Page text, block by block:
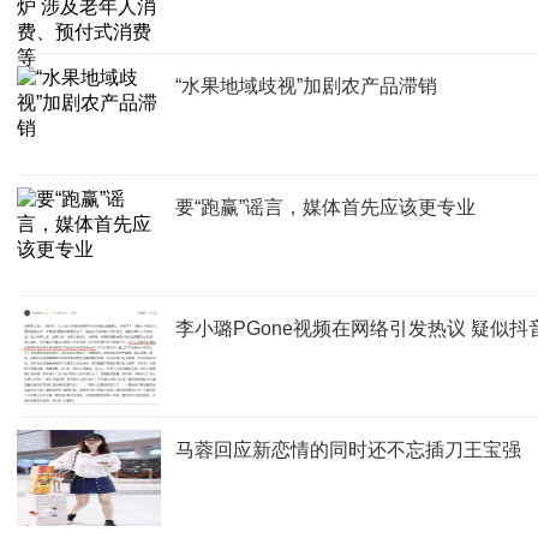
“水果地域歧视”加剧农产品滞销
要“跑赢”谣言，媒体首先应该更专业
李小璐PGone视频在网络引发热议 疑似抖
马蓉回应新恋情的同时还不忘插刀王宝强